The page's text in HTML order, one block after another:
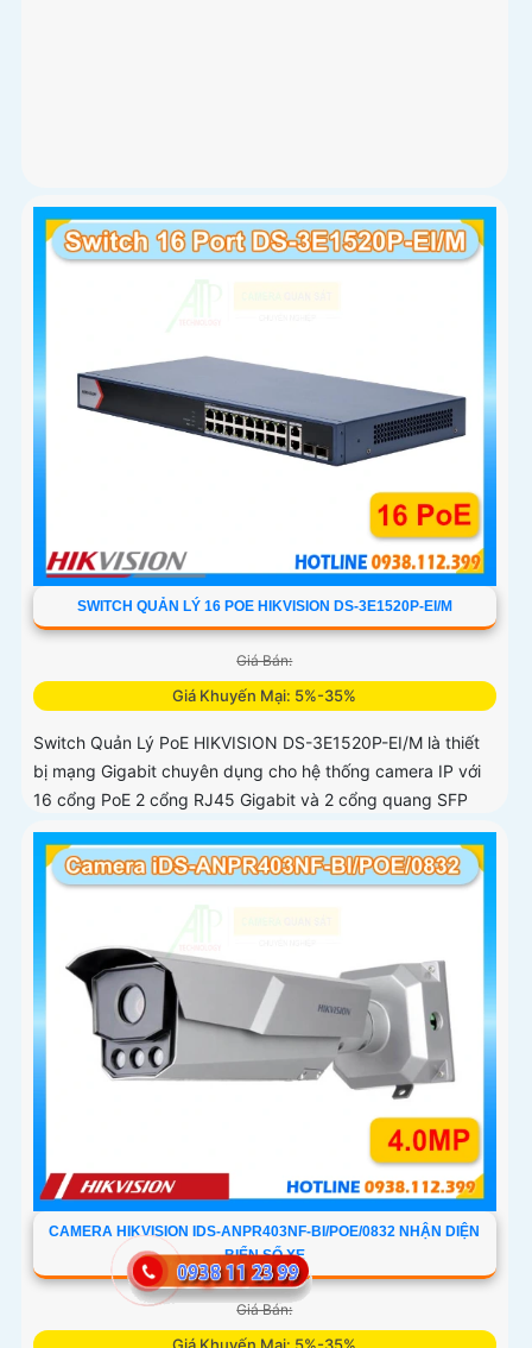
SWITCH QUẢN LÝ 16 POE HIKVISION DS-3E1520P-EI/M
Giá Bán:
Giá Khuyến Mại: 5%-35%
Switch Quản Lý PoE HIKVISION DS-3E1520P-EI/M là thiết
bị mạng Gigabit chuyên dụng cho hệ thống camera IP với
16 cổng PoE 2 cổng RJ45 Gigabit và 2 cổng quang SFP
CAMERA HIKVISION IDS-ANPR403NF-BI/POE/0832 NHẬN DIỆN
BIỂN SỐ XE
Giá Bán:
Giá Khuyến Mại: 5%-35%